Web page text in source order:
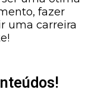
fazer
uma carreira